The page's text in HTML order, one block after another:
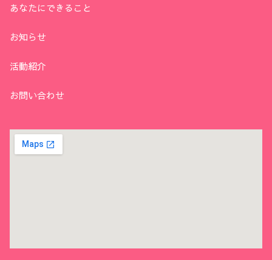
あなたにできること
お知らせ
活動紹介
お問い合わせ